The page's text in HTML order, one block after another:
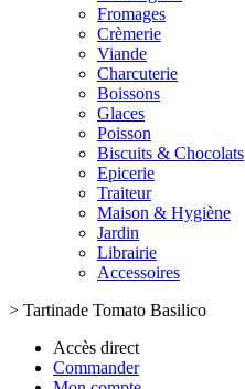
Fromages
Crèmerie
Viande
Charcuterie
Boissons
Glaces
Poisson
Biscuits & Chocolats
Epicerie
Traiteur
Maison & Hygiène
Jardin
Librairie
Accessoires
> Tartinade Tomato Basilico
Accès direct
Commander